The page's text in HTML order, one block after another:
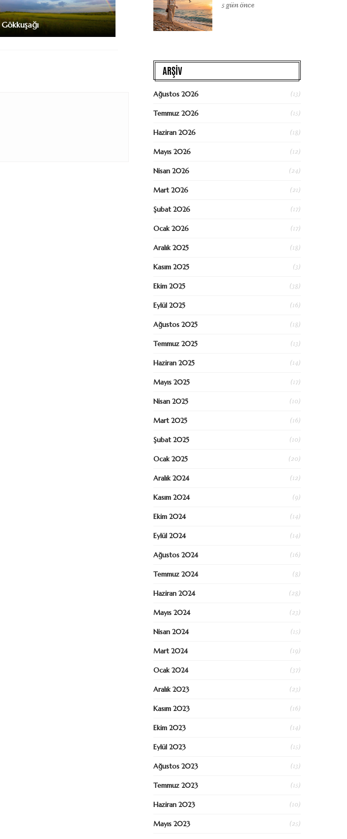
Gökkuşağı
5 gün önce
ARŞİV
Ağustos 2026 (13)
Temmuz 2026 (15)
Haziran 2026 (18)
Mayıs 2026 (12)
Nisan 2026 (24)
Mart 2026 (21)
Şubat 2026 (17)
Ocak 2026 (17)
Aralık 2025 (18)
Kasım 2025 (3)
Ekim 2025 (38)
Eylül 2025 (16)
Ağustos 2025 (18)
Temmuz 2025 (13)
Haziran 2025 (14)
Mayıs 2025 (17)
Nisan 2025 (10)
Mart 2025 (16)
Şubat 2025 (10)
Ocak 2025 (20)
Aralık 2024 (12)
Kasım 2024 (9)
Ekim 2024 (14)
Eylül 2024 (14)
Ağustos 2024 (16)
Temmuz 2024 (8)
Haziran 2024 (28)
Mayıs 2024 (23)
Nisan 2024 (15)
Mart 2024 (19)
Ocak 2024 (37)
Aralık 2023 (23)
Kasım 2023 (16)
Ekim 2023 (14)
Eylül 2023 (15)
Ağustos 2023 (13)
Temmuz 2023 (15)
Haziran 2023 (10)
Mayıs 2023 (25)